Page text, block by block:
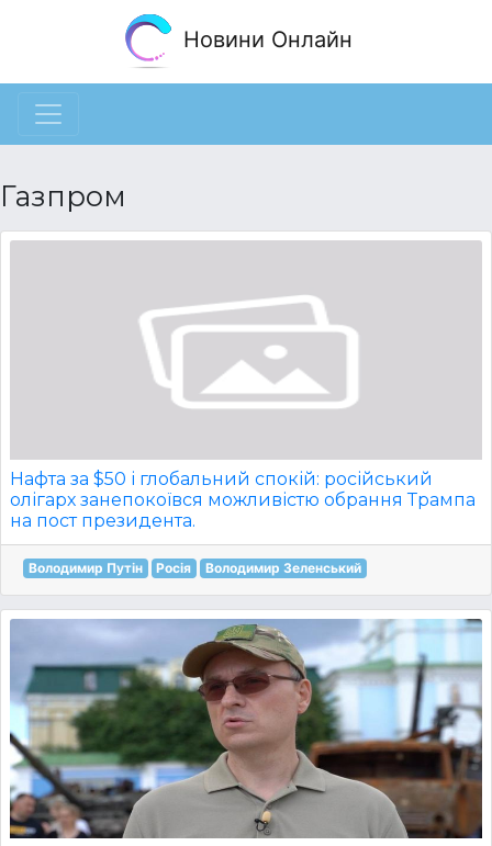
Новини Онлайн
Газпром
Нафта за $50 і глобальний спокій: російський
олігарх занепокоївся можливістю обрання Трампа
на пост президента.
Володимир Путін Росія Володимир Зеленський